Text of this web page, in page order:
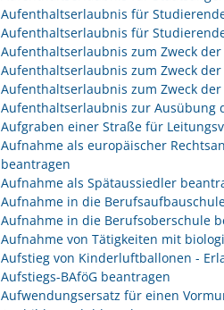
Aufenthaltserlaubnis für
Aufenthaltserlaubnis für
Aufenthaltserlaubnis zum Zweck
Aufenthaltserlaubnis zum Zweck
Aufenthaltserlaubnis zum Zweck
Aufenthaltserlaubnis zur Ausübung
Aufgraben einer Straße für
Aufnahme als europäischer
beantragen
Aufnahme als Spätaussiedler
Aufnahme in die
Aufnahme in die Berufsoberschule
Aufnahme von Tätigkeiten mit
Aufstieg von Kinderluftballonen -
Aufstiegs-BAföG beantragen
Aufwendungsersatz für einen